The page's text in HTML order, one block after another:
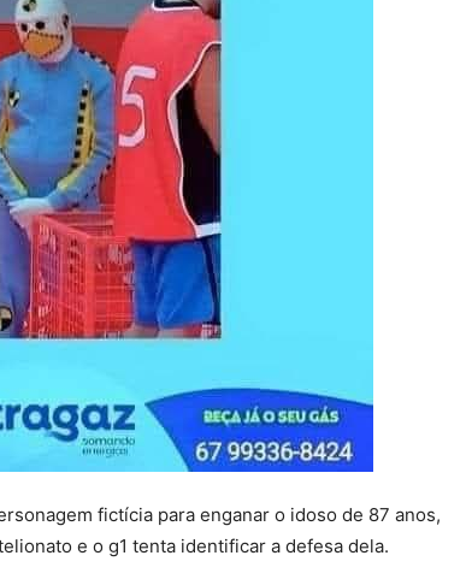
fictícia para enganar o idoso de 87 anos,
e o g1 tenta identificar a defesa dela.